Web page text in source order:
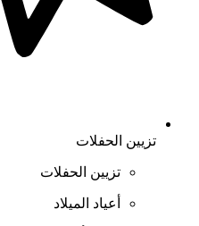
تزيين الحفلات
تزيين الحفلات
أعياد الميلاد